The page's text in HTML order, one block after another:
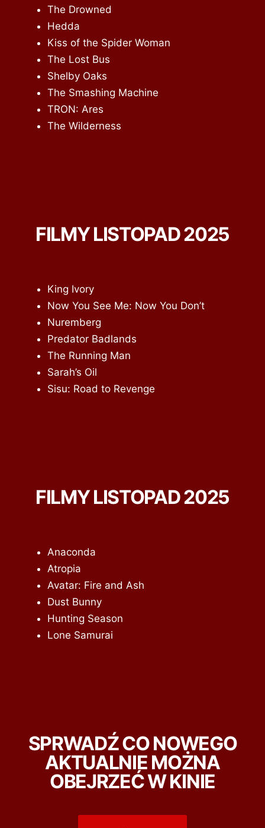
The Drowned
Hedda
Kiss of the Spider Woman
The Lost Bus
Shelby Oaks
The Smashing Machine
TRON: Ares
The Wilderness
FILMY LISTOPAD 2025
King Ivory
Now You See Me: Now You Don’t
Nuremberg
Predator Badlands
The Running Man
Sarah’s Oil
Sisu: Road to Revenge
FILMY LISTOPAD 2025
Anaconda
Atropia
Avatar: Fire and Ash
Dust Bunny
Hunting Season
Lone Samurai
SPRWADŹ CO NOWEGO
AKTUALNIE MOŻNA
OBEJRZEĆ W KINIE